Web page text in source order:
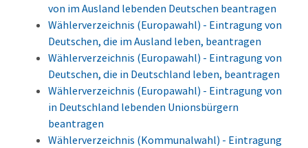
von im Ausland lebenden Deutschen beantragen
Wählerverzeichnis (Europawahl) - Eintragung von
Deutschen, die im Ausland leben, beantragen
Wählerverzeichnis (Europawahl) - Eintragung von
Deutschen, die in Deutschland leben, beantragen
Wählerverzeichnis (Europawahl) - Eintragung von
in Deutschland lebenden Unionsbürgern
beantragen
Wählerverzeichnis (Kommunalwahl) - Eintragung